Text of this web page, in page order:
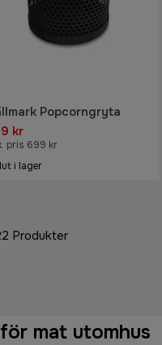
Popcorngryta
kr
pris 699 kr
i lager
Produkter
mat utomhus